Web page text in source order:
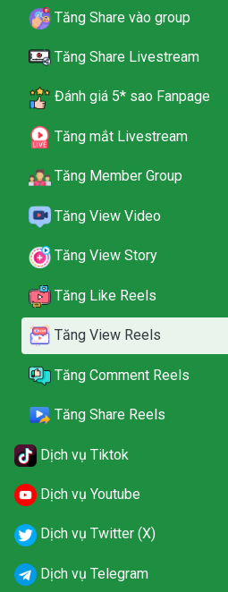
Tăng Share vào group
Tăng Share Livestream
Đánh giá 5* sao Fanpage
Tăng mắt Livestream
Tăng Member Group
Tăng View Video
Tăng View Story
Tăng Like Reels
Tăng View Reels
Tăng Comment Reels
Tăng Share Reels
Dịch vụ Tiktok
Dịch vụ Youtube
Dịch vụ Twitter (X)
Dịch vụ Telegram